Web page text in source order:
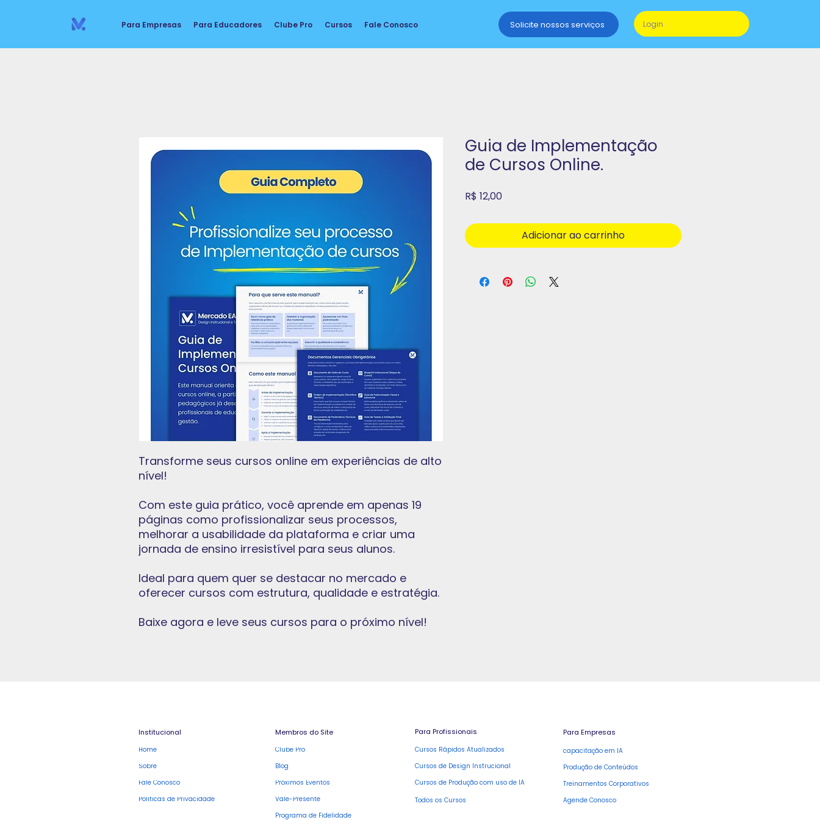
Para Empresas Para Educadores Clube Pro Cursos Fale Conosco Solicite nossos serviços Login
Transforme seus cursos online em experiências de alto
nível!
Com este guia prático, você aprende em apenas 19
páginas como profissionalizar seus processos,
melhorar a usabilidade da plataforma e criar uma
jornada de ensino irresistível para seus alunos.
Ideal para quem quer se destacar no mercado e
oferecer cursos com estrutura, qualidade e estratégia.
Baixe agora e leve seus cursos para o próximo nível!
Guia de Implementação
de Cursos Online.
R$ 12,00Preço
Adicionar ao carrinho
Institucional
Home
Sobre
Fale Conosco
Políticas de Privacidade
Membros do Site
Clube Pro
Blog
Próximos Eventos
Vale-Presente
Programa de Fidelidade
Para Profissionais
Cursos Rápidos Atualizados
Cursos de Design Instrucional
Cursos de Produção com uso de IA
Todos os Cursos
Para Empresas
capacitação em IA
Produção de Conteúdos
Treinamentos Corporativos
Agende Conosco